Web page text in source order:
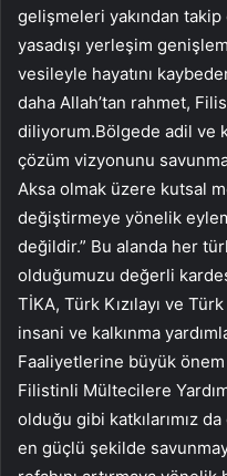
gelişmeleri yakından takip
yasadışı yerleşim
vesileyle hayatını
daha Allah’tan rahmet,
diliyorum.Bölgede adil ve
çözüm vizyonunu
Aksa olmak üzere kutsal
değiştirmeye yönelik
değildir.” Bu alanda her
olduğumuzu değerli
TİKA, Türk Kızılayı ve
insani ve kalkınma
Faaliyetlerine büyük
Filistinli Mültecilere
olduğu gibi katkılarımız
en güçlü şekilde